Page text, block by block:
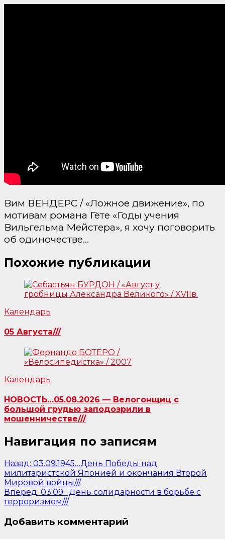
Вим ВЕНДЕРС / «Ложное движение», по
мотивам романа Гёте «Годы учения
Вильгельма Мейстера», я хочу поговорить
об одиночестве…
Похожие публикации
Календарь
05 Августа///
Календарь
НОВОСТЬ…05.08.2026 — Велогонщиц с
большой грудью заподозрили в
мошенничестве///
Навигация по записям
Назад: 03.09.1945…День Победы над
милитаристской Японией и окончания Второй
Мировой войны///
Вперед: 03.09…День солидарности в борьбе с
терроризмом///
Добавить комментарий